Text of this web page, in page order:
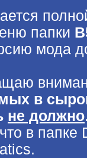
папки
мода
в
не должно
в